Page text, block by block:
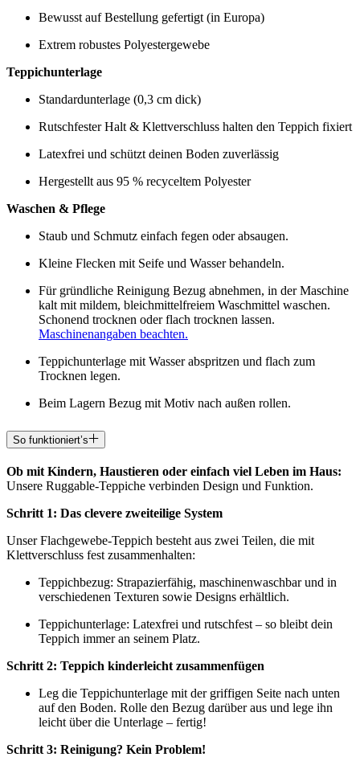
Bewusst auf Bestellung gefertigt (in Europa)
Extrem robustes Polyestergewebe
Teppichunterlage
Standardunterlage (0,3 cm dick)
Rutschfester Halt & Klettverschluss halten den Teppich fixiert
Latexfrei und schützt deinen Boden zuverlässig
Hergestellt aus 95 % recyceltem Polyester
Waschen & Pflege
Staub und Schmutz einfach fegen oder absaugen.
Kleine Flecken mit Seife und Wasser behandeln.
Für gründliche Reinigung Bezug abnehmen, in der Maschine
kalt mit mildem, bleichmittelfreiem Waschmittel waschen.
Schonend trocknen oder flach trocknen lassen.
Maschinenangaben beachten.
Teppichunterlage mit Wasser abspritzen und flach zum
Trocknen legen.
Beim Lagern Bezug mit Motiv nach außen rollen.
So funktioniert’s
Ob mit Kindern, Haustieren oder einfach viel Leben im Haus:
Unsere Ruggable-Teppiche verbinden Design und Funktion.
Schritt 1: Das clevere zweiteilige System
Unser Flachgewebe-Teppich besteht aus zwei Teilen, die mit
Klettverschluss fest zusammenhalten:
Teppichbezug: Strapazierfähig, maschinenwaschbar und in
verschiedenen Texturen sowie Designs erhältlich.
Teppichunterlage: Latexfrei und rutschfest – so bleibt dein
Teppich immer an seinem Platz.
Schritt 2: Teppich kinderleicht zusammenfügen
Leg die Teppichunterlage mit der griffigen Seite nach unten
auf den Boden. Rolle den Bezug darüber aus und lege ihn
leicht über die Unterlage – fertig!
Schritt 3: Reinigung? Kein Problem!